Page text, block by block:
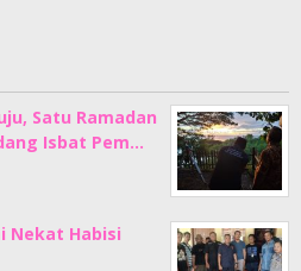
Satu Ramadan
Isbat Pem…
Nekat Habisi